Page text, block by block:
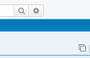
Suche